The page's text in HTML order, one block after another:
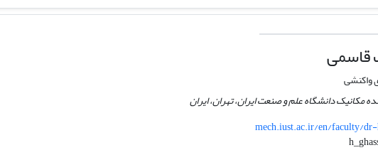
قاسمی
واکنشی
مکانیک دانشگاه علم و صنعت ایران، تهران، ایران
mech.iust.ac.ir/en/faculty/